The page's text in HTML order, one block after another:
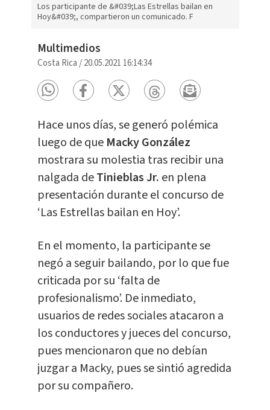
Los participante de &#039;Las Estrellas bailan en
Hoy&#039;, compartieron un comunicado. F
Multimedios
Costa Rica /20.05.2021 16:14:34
Hace unos días, se generó polémica
luego de que Macky González
mostrara su molestia tras recibir una
nalgada deTinieblas Jr. en plena
presentación durante el concurso de
‘Las Estrellas bailan en Hoy’.
En el momento, la participante se
negó a seguir bailando, por lo que fue
criticada por su ‘falta de
profesionalismo’. De inmediato,
usuarios de redes sociales atacaron a
los conductores y jueces del concurso,
pues mencionaron que no debían
juzgar a Macky, pues se sintió agredida
por su compañero.